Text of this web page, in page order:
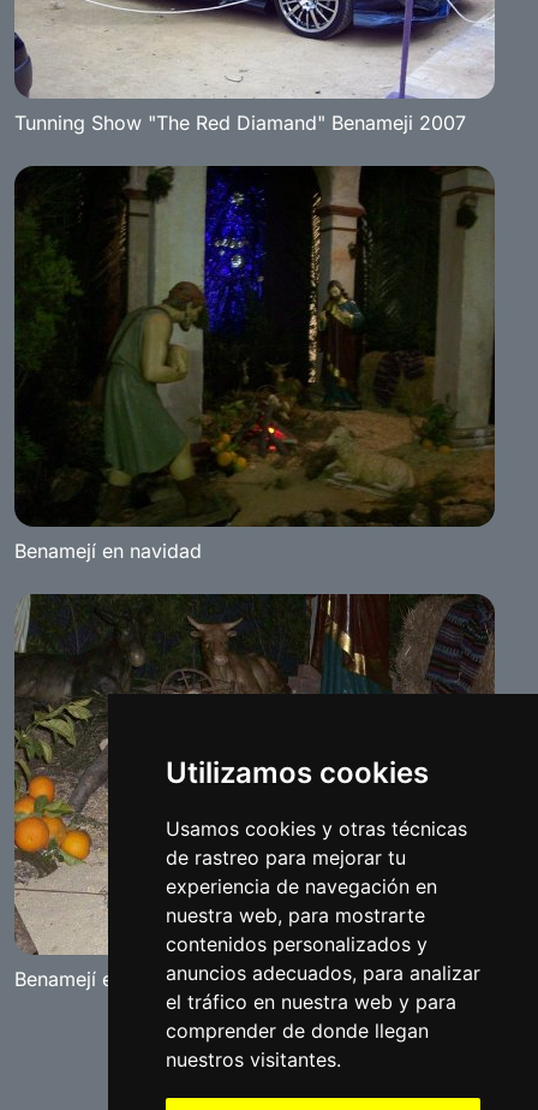
Utilizamos cookies
Usamos cookies y otras técnicas
de rastreo para mejorar tu
experiencia de navegación en
nuestra web, para mostrarte
contenidos personalizados y
anuncios adecuados, para analizar
el tráfico en nuestra web y para
comprender de donde llegan
nuestros visitantes.
Tunning Show "The Red Diamand" Benameji 2007
Benamejí en navidad
Benamejí en navidad